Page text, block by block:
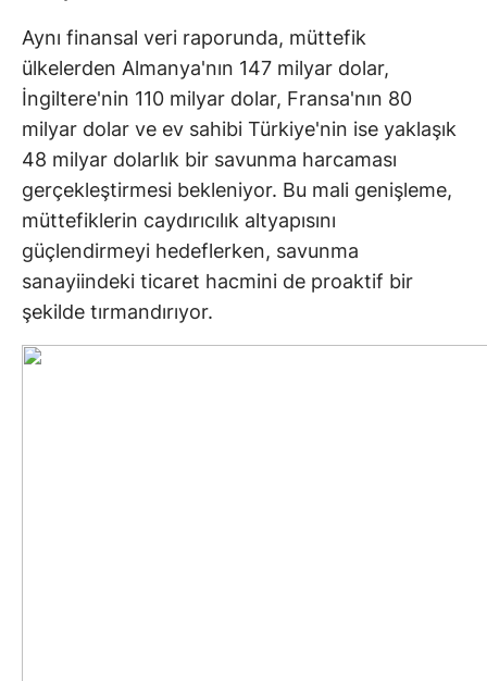
Aynı finansal veri raporunda, müttefik
ülkelerden Almanya'nın 147 milyar dolar,
İngiltere'nin 110 milyar dolar, Fransa'nın 80
milyar dolar ve ev sahibi Türkiye'nin ise yaklaşık
48 milyar dolarlık bir savunma harcaması
gerçekleştirmesi bekleniyor. Bu mali genişleme,
müttefiklerin caydırıcılık altyapısını
güçlendirmeyi hedeflerken, savunma
sanayiindeki ticaret hacmini de proaktif bir
şekilde tırmandırıyor.